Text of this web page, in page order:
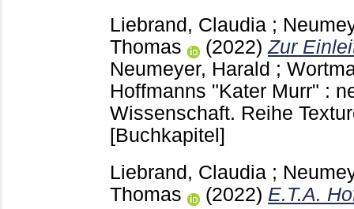
Liebrand, Claudia ;
Thomas
(2022)Zur
Neumeyer, Harald ;
Hoffmanns "Kater Murr" :
Wissenschaft. Reihe
[Buchkapitel]
Liebrand, Claudia ;
Thomas
(2022) E.T.A.